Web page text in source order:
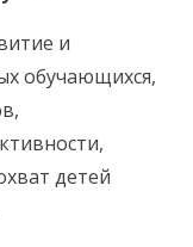
и
обучающихся,
детей